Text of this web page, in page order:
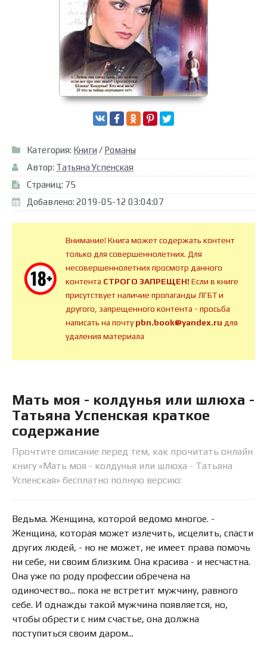
Категория: Книги / Романы
Автор: Татьяна Успенская
Страниц: 75
Добавлено: 2019-05-12 03:04:07
Внимание! Книга может содержать контент
только для совершеннолетних. Для
несовершеннолетних просмотр данного
контента СТРОГО ЗАПРЕЩЕН!Если в книге
присутствует наличие пропаганды ЛГБТ и
другого, запрещенного контента - просьба
написать на почтуpbn.book@yandex.ru для
удаления материала
Мать моя - колдунья или шлюха -
Татьяна Успенская краткое
содержание
Прочтите описание перед тем, как прочитать онлайн
книгу «Мать моя - колдунья или шлюха - Татьяна
Успенская» бесплатно полную версию:
Ведьма. Женщина, которой ведомо многое. -
Женщина, которая может излечить, исцелить, спасти
других людей, - но не может, не имеет права помочь
ни себе, ни своим близким. Она красива - и несчастна.
Она уже по роду профессии обречена на
одиночество... пока не встретит мужчину, равного
себе. И однажды такой мужчина появляется, но,
чтобы обрести с ним счастье, она должна
поступиться своим даром...